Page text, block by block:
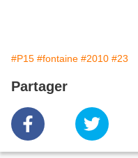
#P15 #fontaine #2010 #23
Partager